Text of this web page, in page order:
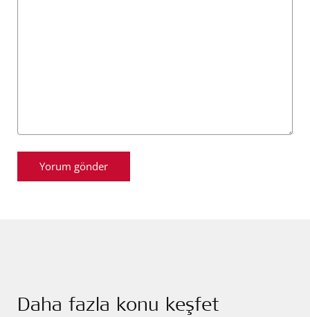
Daha fazla konu keşfet